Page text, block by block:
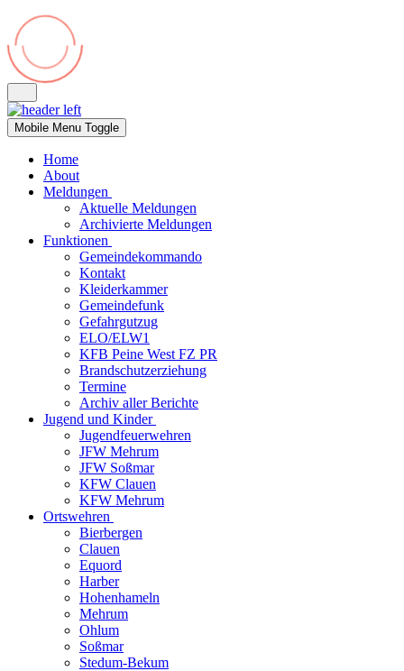
Mobile Menu Toggle
Home
About
Meldungen
Aktuelle Meldungen
Archivierte Meldungen
Funktionen
Gemeindekommando
Kontakt
Kleiderkammer
Gemeindefunk
Gefahrgutzug
ELO/ELW1
KFB Peine West FZ PR
Brandschutzerziehung
Termine
Archiv aller Berichte
Jugend und Kinder
Jugendfeuerwehren
JFW Mehrum
JFW Soßmar
KFW Clauen
KFW Mehrum
Ortswehren
Bierbergen
Clauen
Equord
Harber
Hohenhameln
Mehrum
Ohlum
Soßmar
Stedum-Bekum